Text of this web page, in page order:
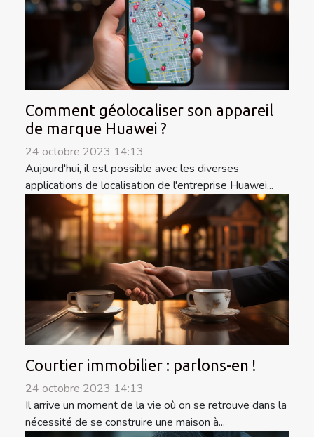
Comment géolocaliser son appareil
de marque Huawei ?
24 octobre 2023 14:13
Aujourd'hui, il est possible avec les diverses
applications de localisation de l'entreprise Huawei...
Courtier immobilier : parlons-en !
24 octobre 2023 14:13
Il arrive un moment de la vie où on se retrouve dans la
nécessité de se construire une maison à...